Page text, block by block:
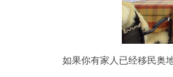
如果你有家人已经移民奥地